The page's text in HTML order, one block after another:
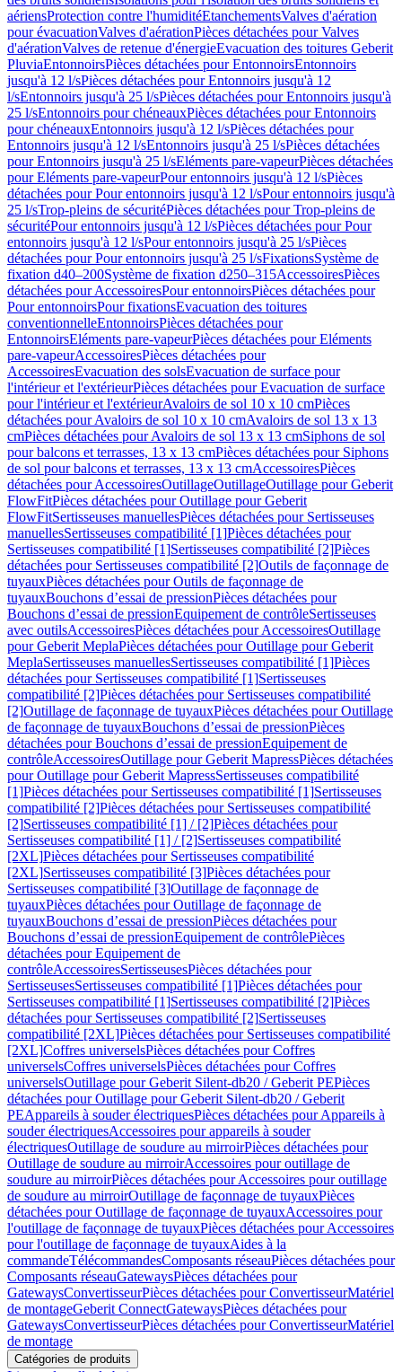
aériensProtection contre l'humiditéEtanchementsValves d'aération
pour évacuationValves d'aérationPièces détachées pour Valves
d'aérationValves de retenue d'énergieEvacuation des toitures Geberit
PluviaEntonnoirsPièces détachées pour EntonnoirsEntonnoirs
jusqu'à 12 l/sPièces détachées pour Entonnoirs jusqu'à 12
l/sEntonnoirs jusqu'à 25 l/sPièces détachées pour Entonnoirs jusqu'à
25 l/sEntonnoirs pour chéneauxPièces détachées pour Entonnoirs
pour chéneauxEntonnoirs jusqu'à 12 l/sPièces détachées pour
Entonnoirs jusqu'à 12 l/sEntonnoirs jusqu'à 25 l/sPièces détachées
pour Entonnoirs jusqu'à 25 l/sEléments pare-vapeurPièces détachées
pour Eléments pare-vapeurPour entonnoirs jusqu'à 12 l/sPièces
détachées pour Pour entonnoirs jusqu'à 12 l/sPour entonnoirs jusqu'à
25 l/sTrop-pleins de sécuritéPièces détachées pour Trop-pleins de
sécuritéPour entonnoirs jusqu'à 12 l/sPièces détachées pour Pour
entonnoirs jusqu'à 12 l/sPour entonnoirs jusqu'à 25 l/sPièces
détachées pour Pour entonnoirs jusqu'à 25 l/sFixationsSystème de
fixation d40–200Système de fixation d250–315AccessoiresPièces
détachées pour AccessoiresPour entonnoirsPièces détachées pour
Pour entonnoirsPour fixationsEvacuation des toitures
conventionnelleEntonnoirsPièces détachées pour
EntonnoirsEléments pare-vapeurPièces détachées pour Eléments
pare-vapeurAccessoiresPièces détachées pour
AccessoiresEvacuation des solsEvacuation de surface pour
l'intérieur et l'extérieurPièces détachées pour Evacuation de surface
pour l'intérieur et l'extérieurAvaloirs de sol 10 x 10 cmPièces
détachées pour Avaloirs de sol 10 x 10 cmAvaloirs de sol 13 x 13
cmPièces détachées pour Avaloirs de sol 13 x 13 cmSiphons de sol
pour balcons et terrasses, 13 x 13 cmPièces détachées pour Siphons
de sol pour balcons et terrasses, 13 x 13 cmAccessoiresPièces
détachées pour AccessoiresOutillageOutillageOutillage pour Geberit
FlowFitPièces détachées pour Outillage pour Geberit
FlowFitSertisseuses manuellesPièces détachées pour Sertisseuses
manuellesSertisseuses compatibilité [1]Pièces détachées pour
Sertisseuses compatibilité [1]Sertisseuses compatibilité [2]Pièces
détachées pour Sertisseuses compatibilité [2]Outils de façonnage de
tuyauxPièces détachées pour Outils de façonnage de
tuyauxBouchons d’essai de pressionPièces détachées pour
Bouchons d’essai de pressionEquipement de contrôleSertisseuses
avec outilsAccessoiresPièces détachées pour AccessoiresOutillage
pour Geberit MeplaPièces détachées pour Outillage pour Geberit
MeplaSertisseuses manuellesSertisseuses compatibilité [1]Pièces
détachées pour Sertisseuses compatibilité [1]Sertisseuses
compatibilité [2]Pièces détachées pour Sertisseuses compatibilité
[2]Outillage de façonnage de tuyauxPièces détachées pour Outillage
de façonnage de tuyauxBouchons d’essai de pressionPièces
détachées pour Bouchons d’essai de pressionEquipement de
contrôleAccessoiresOutillage pour Geberit MapressPièces détachées
pour Outillage pour Geberit MapressSertisseuses compatibilité
[1]Pièces détachées pour Sertisseuses compatibilité [1]Sertisseuses
compatibilité [2]Pièces détachées pour Sertisseuses compatibilité
[2]Sertisseuses compatibilité [1] / [2]Pièces détachées pour
Sertisseuses compatibilité [1] / [2]Sertisseuses compatibilité
[2XL]Pièces détachées pour Sertisseuses compatibilité
[2XL]Sertisseuses compatibilité [3]Pièces détachées pour
Sertisseuses compatibilité [3]Outillage de façonnage de
tuyauxPièces détachées pour Outillage de façonnage de
tuyauxBouchons d’essai de pressionPièces détachées pour
Bouchons d’essai de pressionEquipement de contrôlePièces
détachées pour Equipement de
contrôleAccessoiresSertisseusesPièces détachées pour
SertisseusesSertisseuses compatibilité [1]Pièces détachées pour
Sertisseuses compatibilité [1]Sertisseuses compatibilité [2]Pièces
détachées pour Sertisseuses compatibilité [2]Sertisseuses
compatibilité [2XL]Pièces détachées pour Sertisseuses compatibilité
[2XL]Coffres universelsPièces détachées pour Coffres
universelsCoffres universelsPièces détachées pour Coffres
universelsOutillage pour Geberit Silent-db20 / Geberit PEPièces
détachées pour Outillage pour Geberit Silent-db20 / Geberit
PEAppareils à souder électriquesPièces détachées pour Appareils à
souder électriquesAccessoires pour appareils à souder
électriquesOutillage de soudure au mirroirPièces détachées pour
Outillage de soudure au mirroirAccessoires pour outillage de
soudure au mirroirPièces détachées pour Accessoires pour outillage
de soudure au mirroirOutillage de façonnage de tuyauxPièces
détachées pour Outillage de façonnage de tuyauxAccessoires pour
l'outillage de façonnage de tuyauxPièces détachées pour Accessoires
pour l'outillage de façonnage de tuyauxAides à la
commandeTélécommandesComposants réseauPièces détachées pour
Composants réseauGatewaysPièces détachées pour
GatewaysConvertisseurPièces détachées pour ConvertisseurMatériel
de montageGeberit ConnectGatewaysPièces détachées pour
GatewaysConvertisseurPièces détachées pour ConvertisseurMatériel
de montage
Catégories de produits